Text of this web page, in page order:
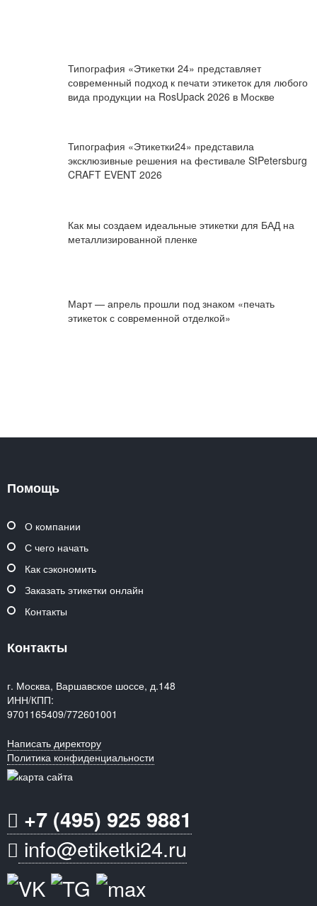
Типография «Этикетки 24» представляет
современный подход к печати этикеток для любого
вида продукции на RosUpack 2026 в Москве
Типография «Этикетки24» представила
эксклюзивные решения на фестивале StPetersburg
CRAFT EVENT 2026
Как мы создаем идеальные этикетки для БАД на
металлизированной пленке
Март — апрель прошли под знаком «печать
этикеток с современной отделкой»
Помощь
О компании
С чего начать
Как сэкономить
Заказать этикетки онлайн
Контакты
Контакты
г. Москва, Варшавское шоссе, д.148
ИНН/КПП:
9701165409/772601001
Написать директору
Политика конфиденциальности
+7 (495) 925 9881
info@etiketki24.ru